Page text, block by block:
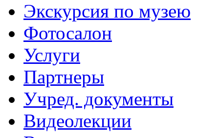
Экскурсия по музею
Фотосалон
Услуги
Партнеры
Учред. документы
Видеолекции